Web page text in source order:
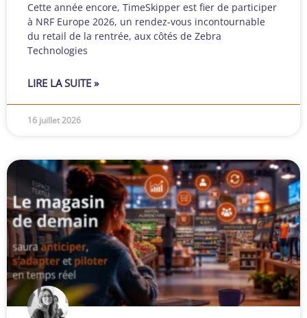
Cette année encore, TimeSkipper est fier de participer
à NRF Europe 2026, un rendez-vous incontournable
du retail de la rentrée, aux côtés de Zebra
Technologies
LIRE LA SUITE »
16 juillet 2026